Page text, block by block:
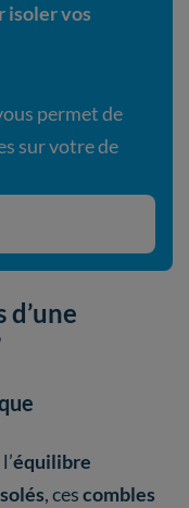
isoler vos
permet de
sur votre de
équilibre
, cescombles